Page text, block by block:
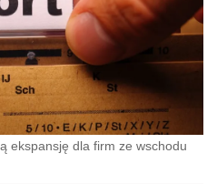
ekspansję dla firm ze wschodu